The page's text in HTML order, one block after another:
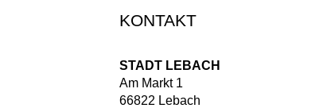
KONTAKT
STADT LEBACH
Am Markt 1
66822 Lebach